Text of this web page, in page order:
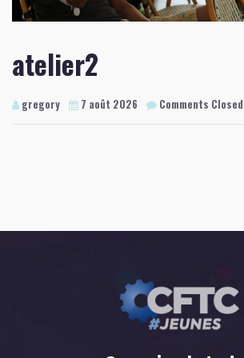
atelier2
gregory 7 août 2026 Comments Closed